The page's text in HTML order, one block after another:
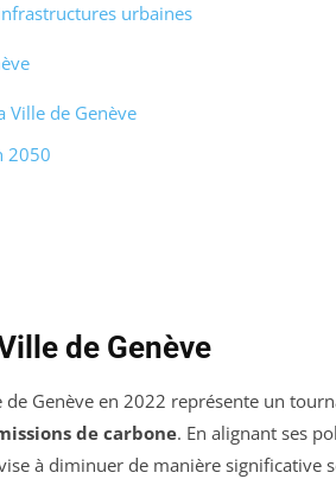
urbaines
Ville de Genève
2050
de Genève
de Genève en 2022 représente un
de carbone. En alignant ses
à diminuer de manière significative